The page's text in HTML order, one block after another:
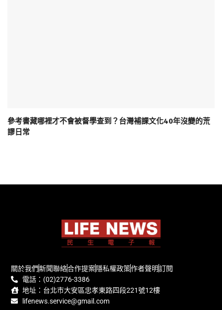
參考書藏哪裡才不會被督學查到？台灣補課文化40年沒變的荒
謬日常
關於我們新聞聯絡合作提案隱私權政策作者聲明訂閱
電話：(02)2776-3386
地址：台北市大安區忠孝東路四段221號12樓
lifenews.service@gmail.com